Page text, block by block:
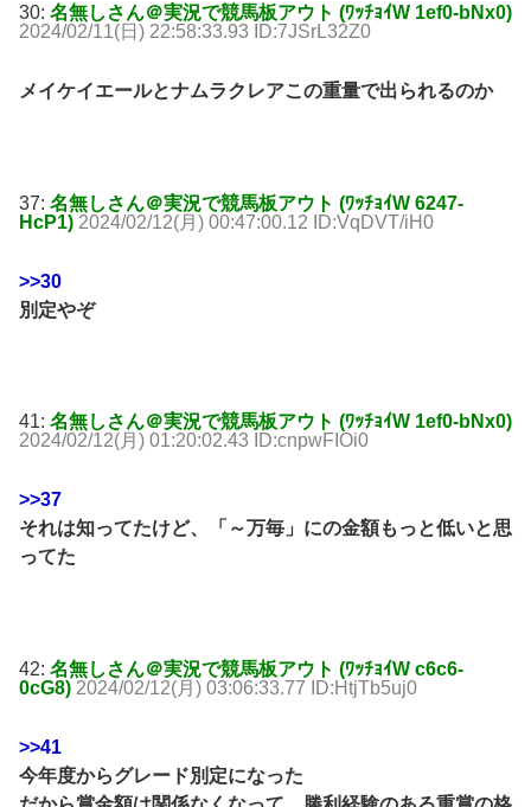
30: 名無しさん＠実況で競馬板アウト (ﾜｯﾁｮｲW 1ef0-bNx0)
2024/02/11(日) 22:58:33.93 ID:7JSrL32Z0
メイケイエールとナムラクレアこの重量で出られるのか
37: 名無しさん＠実況で競馬板アウト (ﾜｯﾁｮｲW 6247-
HcP1) 2024/02/12(月) 00:47:00.12 ID:VqDVT/iH0
>>30
別定やぞ
41: 名無しさん＠実況で競馬板アウト (ﾜｯﾁｮｲW 1ef0-bNx0)
2024/02/12(月) 01:20:02.43 ID:cnpwFIOi0
>>37
それは知ってたけど、「～万毎」にの金額もっと低いと思
ってた
42: 名無しさん＠実況で競馬板アウト (ﾜｯﾁｮｲW c6c6-
0cG8) 2024/02/12(月) 03:06:33.77 ID:HtjTb5uj0
>>41
今年度からグレード別定になった